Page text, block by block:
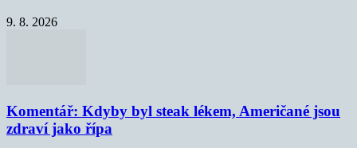
9. 8. 2026
Komentář: Kdyby byl steak lékem, Američané jsou
zdraví jako řípa